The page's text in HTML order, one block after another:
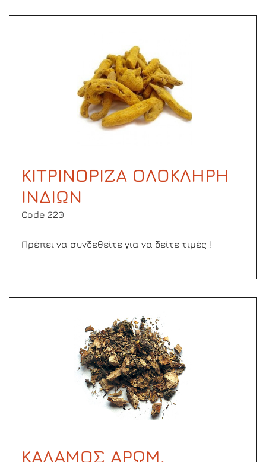
ΚΙΤΡΙΝΟΡΙΖΑ ΟΛΟΚΛΗΡΗ
ΙΝΔΙΩΝ
Code 220
Πρέπει να συνδεθείτε για να δείτε τιμές !
ΚΑΛΑΜΟΣ ΑΡΩΜ.